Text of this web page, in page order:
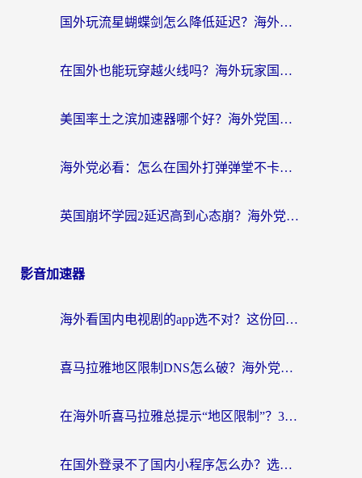
国外玩流星蝴蝶剑怎么降低延迟？海外党必看的加速秘籍（含欧洲鸣潮&彩虹岛优化攻略）
在国外也能玩穿越火线吗？海外玩家国服游戏畅玩终极指南
美国率土之滨加速器哪个好？海外党国服游戏畅玩终极指南（附多游戏解决方案）
海外党必看：怎么在国外打弹弹堂不卡？番茄加速器亲测指南
英国崩坏学园2延迟高到心态崩？海外党国服游戏加速终极指南
影音加速器
海外看国内电视剧的app选不对？这份回国加速器避坑指南帮你流畅追剧
喜马拉雅地区限制DNS怎么破？海外党听国内音乐听书的终极解决方案
在海外听喜马拉雅总提示“地区限制”？3步轻松解除+听国内音乐全攻略
在国外登录不了国内小程序怎么办？选对回国加速器，轻松解锁国内资源